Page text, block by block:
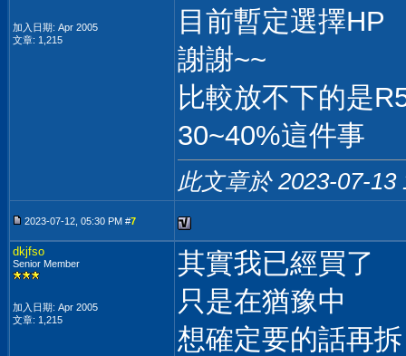
加入日期: Apr 2005
文章: 1,215
目前暫定選擇HP
謝謝~~
比較放不下的是
30~40%這件事
此文章於 2023-07-13
2023-07-12, 05:30 PM #7
dkjfso
Senior Member
加入日期: Apr 2005
文章: 1,215
其實我已經買了
只是在猶豫中
想確定要的話再拆